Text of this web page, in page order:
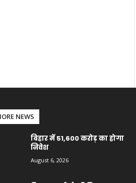
NEWS
बिहार में 51,600 करोड़ का होगा
निवेश
August 6, 2026